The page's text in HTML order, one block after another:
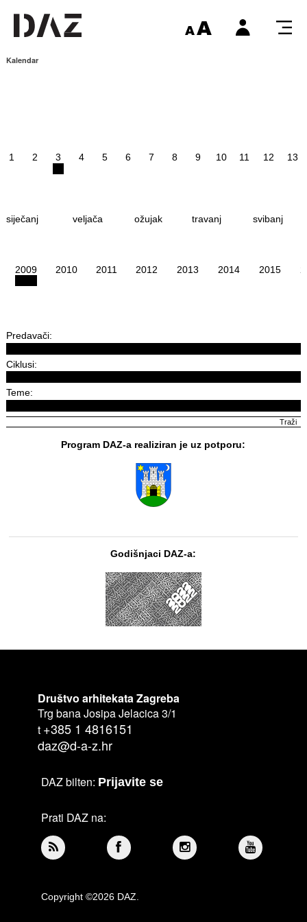
Kalendar
1 2 3 4 5 6 7 8 9 10 11 12 13
siječanj veljača ožujak travanj svibanj
2009 2010 2011 2012 2013 2014 2015
Predavači:
Ciklusi:
Teme:
Program DAZ-a realiziran je uz potporu:
Godišnjaci DAZ-a:
Društvo arhitekata Zagreba
Trg bana Josipa Jelacica 3/1
t +385 1 4816151
daz@d-a-z.hr
DAZ bilten: Prijavite se
Prati DAZ na:
Copyright ©2026 DAZ.